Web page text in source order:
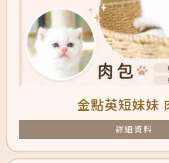
金點英短妹妹
詳細資料